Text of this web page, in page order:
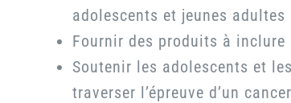
adolescents et jeunes adultes
Fournir des produits à inclure
Soutenir les adolescents et
traverser l’épreuve d’un cancer